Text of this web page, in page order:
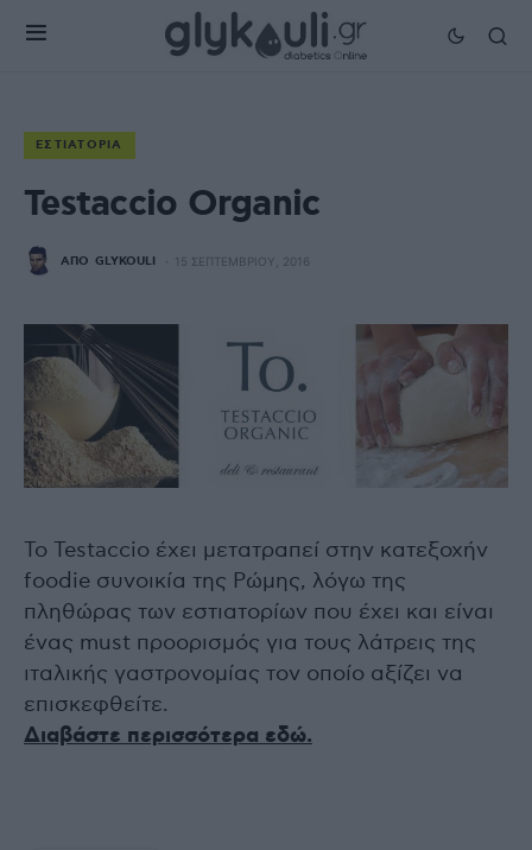
ΕΣΤΙΑΤΌΡΙΑ
Testaccio Organic
ΑΠΌ GLYKOULI 15 ΣΕΠΤΕΜΒΡΊΟΥ, 2016
Το Testaccio έχει μετατραπεί στην κατεξοχήν
foodie συνοικία της Ρώμης, λόγω της
πληθώρας των εστιατορίων που έχει και είναι
ένας must προορισμός για τους λάτρεις της
ιταλικής γαστρονομίας τον οποίο αξίζει να
επισκεφθείτε.
Διαβάστε περισσότερα εδώ.